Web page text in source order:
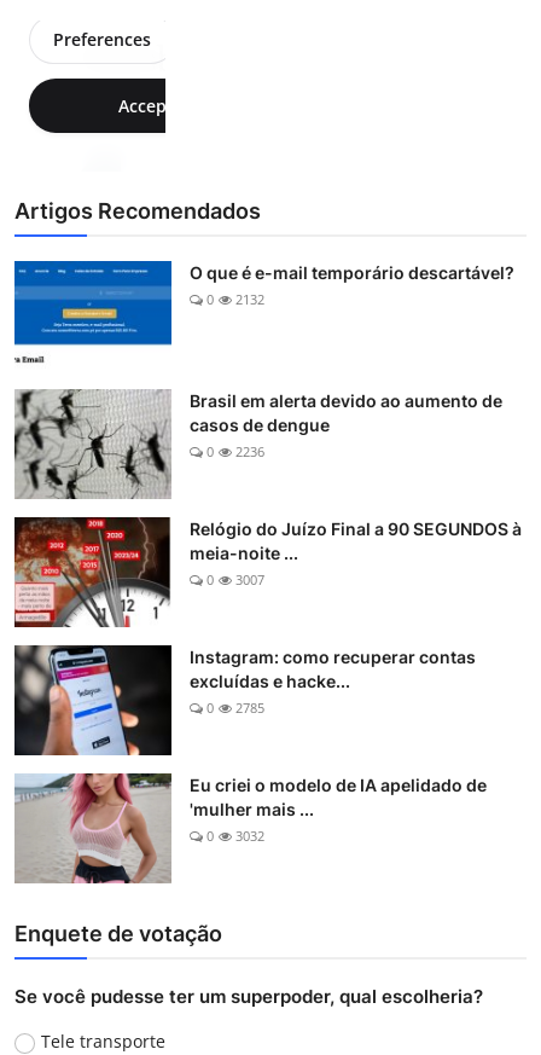
Artigos Recomendados
O que é e-mail temporário descartável?
0 2132
Brasil em alerta devido ao aumento de
casos de dengue
0 2236
Relógio do Juízo Final a 90 SEGUNDOS à
meia-noite ...
0 3007
Instagram: como recuperar contas
excluídas e hacke...
0 2785
Eu criei o modelo de IA apelidado de
'mulher mais ...
0 3032
Enquete de votação
Se você pudesse ter um superpoder, qual escolheria?
Tele transporte